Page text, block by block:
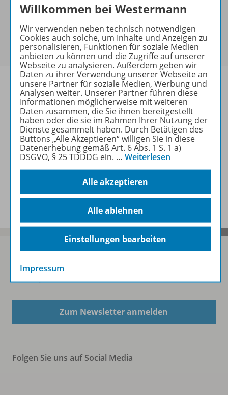
keine Sonderkonditionen gewährt werden.
Sie haben ein passendes
Spar-Paket
Um den für Sie gültigen Preis zu sehen,melden Sie
sich bitte an.
Informationen
Weitere Inhalte der Ausgabe
Spar-Pakete
Zum Newsletter anmelden
Folgen Sie uns auf Social Media
Willkommen bei Westermann
Wir verwenden neben technisch notwendigen
Cookies auch solche, um Inhalte und Anzeigen zu
personalisieren, Funktionen für soziale Medien
anbieten zu können und die Zugriffe auf unserer
Webseite zu analysieren. Außerdem geben wir
Daten zu ihrer Verwendung unserer Webseite an
unsere Partner für soziale Medien, Werbung und
Analysen weiter. Unserer Partner führen diese
Informationen möglicherweise mit weiteren
Daten zusammen, die Sie ihnen bereitgestellt
haben oder die sie im Rahmen Ihrer Nutzung der
Dienste gesammelt haben. Durch Betätigen des
Buttons „Alle Akzeptieren“ willigen Sie in diese
Datenerhebung gemäß Art. 6 Abs. 1 S. 1 a)
DSGVO, § 25 TDDDG ein. … Weiterlesen
Alle akzeptieren
Alle ablehnen
Einstellungen bearbeiten
Impressum